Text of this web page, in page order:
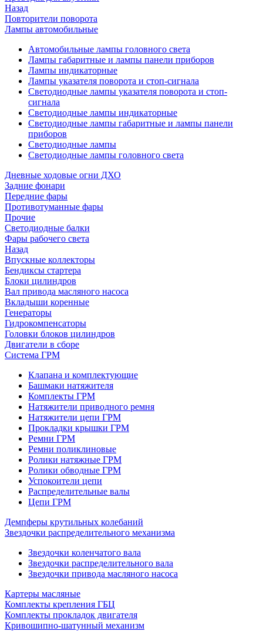
Назад
Повторители поворота
Лампы автомобильные
Автомобильные лампы головного света
Лампы габаритные и лампы панели приборов
Лампы индикаторные
Лампы указателя поворота и стоп-сигнала
Светодиодные лампы указателя поворота и стоп-
сигнала
Светодиодные лампы индикаторные
Светодиодные лампы габаритные и лампы панели
приборов
Светодиодные лампы
Светодиодные лампы головного света
Дневные ходовые огни ДХО
Задние фонари
Передние фары
Противотуманные фары
Прочие
Светодиодные балки
Фары рабочего света
Назад
Впускные коллекторы
Бендиксы стартера
Блоки цилиндров
Вал привода масляного насоса
Вкладыши коренные
Генераторы
Гидрокомпенсаторы
Головки блоков цилиндров
Двигатели в сборе
Система ГРМ
Клапана и комплектующие
Башмаки натяжителя
Комплекты ГРМ
Натяжители приводного ремня
Натяжители цепи ГРМ
Прокладки крышки ГРМ
Ремни ГРМ
Ремни поликлиновые
Ролики натяжные ГРМ
Ролики обводные ГРМ
Успокоители цепи
Распределительные валы
Цепи ГРМ
Демпферы крутильных колебаний
Звездочки распределительного механизма
Звездочки коленчатого вала
Звездочки распределительного вала
Звездочки привода масляного насоса
Картеры масляные
Комплекты крепления ГБЦ
Комплекты прокладок двигателя
Кривошипно-шатунный механизм